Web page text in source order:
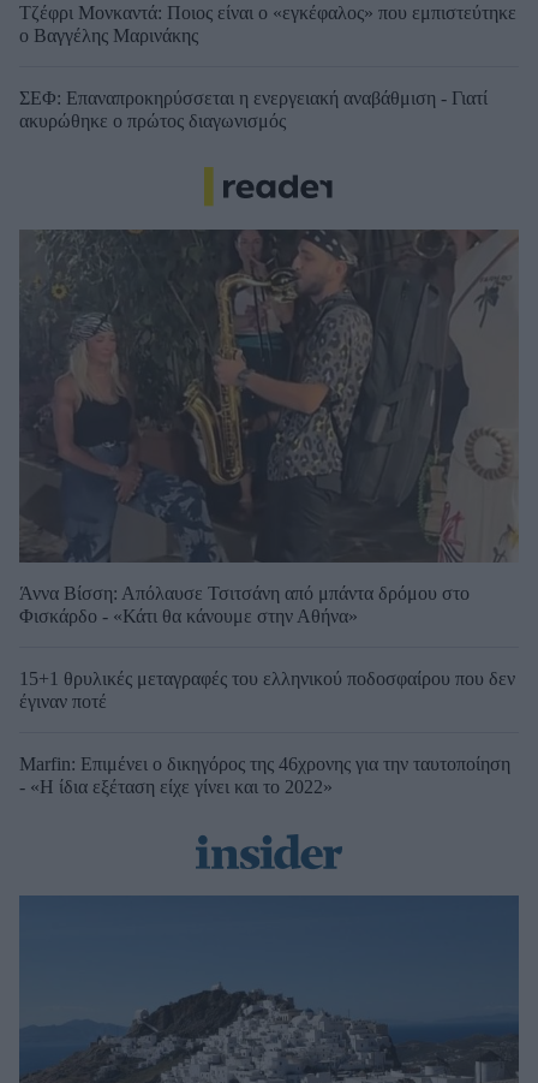
Τζέφρι Μονκαντά: Ποιος είναι ο «εγκέφαλος» που εμπιστεύτηκε
ο Βαγγέλης Μαρινάκης
ΣΕΦ: Επαναπροκηρύσσεται η ενεργειακή αναβάθμιση - Γιατί
ακυρώθηκε ο πρώτος διαγωνισμός
Άννα Βίσση: Απόλαυσε Τσιτσάνη από μπάντα δρόμου στο
Φισκάρδο - «Κάτι θα κάνουμε στην Αθήνα»
15+1 θρυλικές μεταγραφές του ελληνικού ποδοσφαίρου που δεν
έγιναν ποτέ
Marfin: Επιμένει ο δικηγόρος της 46χρονης για την ταυτοποίηση
- «Η ίδια εξέταση είχε γίνει και το 2022»